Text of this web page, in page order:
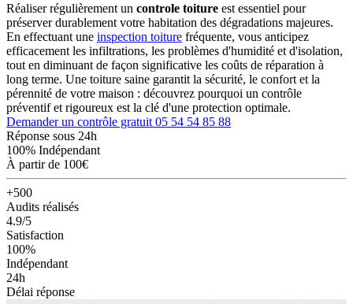
Réaliser régulièrement un controle toiture est essentiel pour
préserver durablement votre habitation des dégradations majeures.
En effectuant une inspection toiture fréquente, vous anticipez
efficacement les infiltrations, les problèmes d'humidité et d'isolation,
tout en diminuant de façon significative les coûts de réparation à
long terme. Une toiture saine garantit la sécurité, le confort et la
pérennité de votre maison : découvrez pourquoi un contrôle
préventif et rigoureux est la clé d'une protection optimale.
Demander un contrôle gratuit 05 54 54 85 88
Réponse sous 24h
100% Indépendant
À partir de 100€
+500
Audits réalisés
4.9/5
Satisfaction
100%
Indépendant
24h
Délai réponse